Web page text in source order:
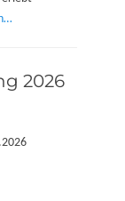
2026